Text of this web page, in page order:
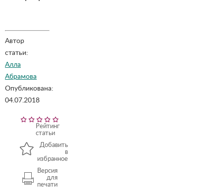
Автор
статьи:
Алла
Абрамова
Опубликована:
04.07.2018
Рейтинг
статьи
Добавить
в
избранное
Версия
для
печати